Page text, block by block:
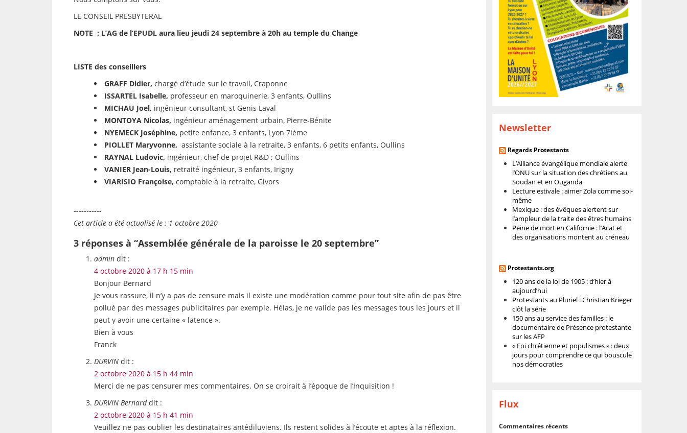
LE CONSEIL PRESBYTERAL
NOTE : L’AG de l’EPUDL aura lieu jeudi 24 septembre à 20h au temple du Change
LISTE des conseillers
GRAFF Didier,chargé d’étude sur le travail, Craponne
ISSARTEL Isabelle, professeur en maroquinerie, 3 enfants, Oullins
MICHAU Joel, ingénieur consultant, st Genis Laval
MONTOYA Nicolas, ingénieur aménagement urbain, Pierre-Bénite
NYEMECK Joséphine, petite enfance, 3 enfants, Lyon 7iéme
PIOLLET Maryvonne,assistante sociale à la retraite, 3 enfants, 6 petits enfants, Oullins
RAYNAL Ludovic, ingénieur, chef de projet R&D ; Oullins
VANIER Jean-Louis, retraité ingénieur, 3 enfants, Irigny
VIARISIO Françoise,comptable à la retraite, Givors
-----------
Cet article a été actualisé le : 1 octobre 2020
3 réponses à “Assemblée générale de la paroisse le 20 septembre”
admin dit :
4 octobre 2020 à 17 h 15 min
Bonjour Bernard
Je vous rassure, il n’y a pas de censure mais il existe une modération comme pour tout site afin de pas être
pollué par des messages publicitaires par exemple. Hélas, je ne valide pas les messages tous les jours et il
peut y avoir une certaine « latence ».
Bien à vous
Franck
DURVIN dit :
2 octobre 2020 à 15 h 44 min
Merci de ne pas censurer mes commentaires. On se croirait à l’époque de l’Inquisition !
DURVIN Bernard dit :
2 octobre 2020 à 15 h 41 min
Veuillez ne pas oublier les destinataires antédiluviens. Ils restent solides à l’écoute et aptes à la réflexion.
Newsletter
Regards Protestants
L’Alliance évangélique mondiale alerte
l’ONU sur la situation des chrétiens au
Soudan et en Ouganda
Lecture estivale : aimer Zola comme soi-
même
Mexique : des évêques alertent sur
l’ampleur de la traite des êtres humains
Peine de mort en Californie : l’Acat et
des organisations montent au créneau
Protestants.org
120 ans de la loi de 1905 : d’hier à
aujourd’hui
Protestants au Pluriel : Christian Krieger
clôt la série
150 ans au service des familles : le
documentaire de Présence protestante
sur les AFP
« Foi chrétienne et populismes » : deux
jours pour comprendre ce qui bouscule
nos démocraties
Flux
Commentaires récents